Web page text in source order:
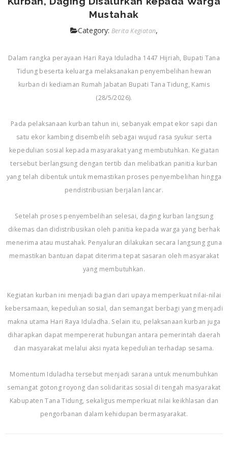
Mustahak
Category: Berita Kegiatan,
Dalam rangka perayaan Hari Raya Iduladha 1447 Hijriah, Bupati Tana
Tidung beserta keluarga melaksanakan penyembelihan hewan
kurban di kediaman Rumah Jabatan Bupati Tana Tidung, Kamis
(28/5/2026).
Pada pelaksanaan kurban tahun ini, sebanyak empat ekor sapi dan
satu ekor kambing disembelih sebagai wujud rasa syukur serta
kepedulian sosial kepada masyarakat yang membutuhkan. Kegiatan
tersebut berlangsung dengan tertib dan melibatkan panitia kurban
yang telah dibentuk untuk memastikan proses penyembelihan hingga
pendistribusian berjalan lancar.
Setelah proses penyembelihan selesai, daging kurban langsung
dikemas dan didistribusikan oleh panitia kepada warga yang berhak
menerima atau mustahak. Penyaluran dilakukan secara langsung guna
memastikan bantuan dapat diterima tepat sasaran oleh masyarakat
yang membutuhkan.
Kegiatan kurban ini menjadi bagian dari upaya memperkuat nilai-nilai
kebersamaan, kepedulian sosial, dan semangat berbagi yang menjadi
makna utama Hari Raya Iduladha. Selain itu, pelaksanaan kurban juga
diharapkan dapat mempererat hubungan antara pemerintah daerah
dan masyarakat melalui aksi nyata kepedulian terhadap sesama.
Momentum Iduladha tersebut menjadi sarana untuk menumbuhkan
semangat gotong royong dan solidaritas sosial di tengah masyarakat
Kabupaten Tana Tidung, sekaligus memperkuat nilai keikhlasan dan
pengorbanan dalam kehidupan bermasyarakat.